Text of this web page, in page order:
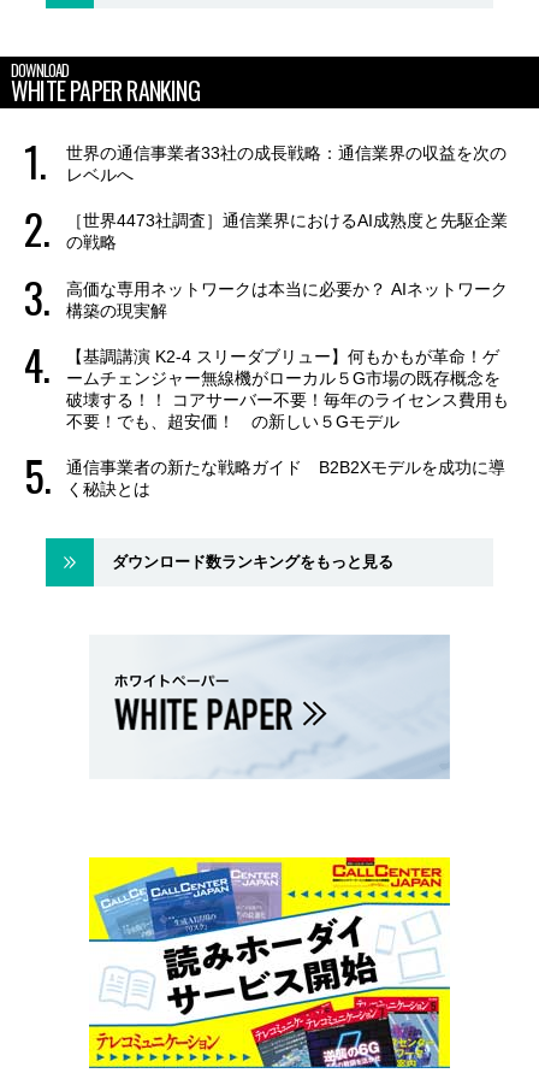
DOWNLOAD
WHITE PAPER RANKING
世界の通信事業者33社の成長戦略：通信業界の収益を次の
レベルへ
［世界4473社調査］通信業界におけるAI成熟度と先駆企業
の戦略
高価な専用ネットワークは本当に必要か？ AIネットワーク
構築の現実解
【基調講演 K2-4 スリーダブリュー】何もかもが革命！ゲ
ームチェンジャー無線機がローカル５G市場の既存概念を
破壊する！！ コアサーバー不要！毎年のライセンス費用も
不要！でも、超安価！ の新しい５Gモデル
通信事業者の新たな戦略ガイド B2B2Xモデルを成功に導
く秘訣とは
ダウンロード数ランキングをもっと見る